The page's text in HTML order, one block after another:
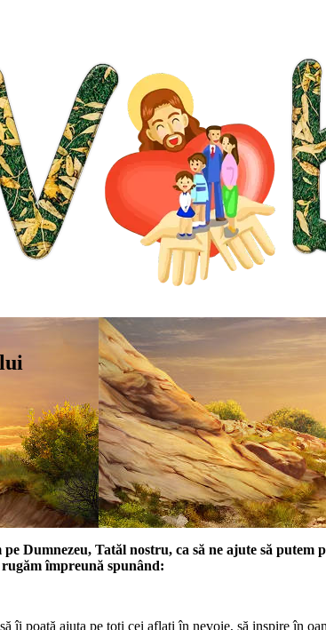
Dumnezeu, Tatăl nostru, ca să ne ajute să
împreună spunând:
îi poată ajuta pe toți cei aflați în nevoie, să inspire în